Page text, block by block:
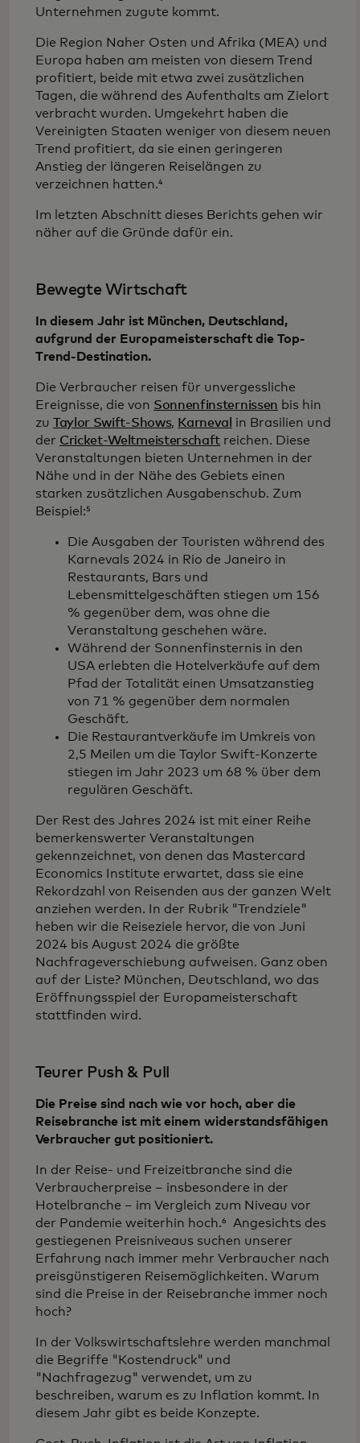
Unternehmen zugute kommt.
Die Region Naher Osten und Afrika (MEA) und
Europa haben am meisten von diesem Trend
profitiert, beide mit etwa zwei zusätzlichen
Tagen, die während des Aufenthalts am Zielort
verbracht wurden. Umgekehrt haben die
Vereinigten Staaten weniger von diesem neuen
Trend profitiert, da sie einen geringeren
Anstieg der längeren Reiselängen zu
verzeichnen hatten.⁴
Im letzten Abschnitt dieses Berichts gehen wir
näher auf die Gründe dafür ein.
Bewegte Wirtschaft
In diesem Jahr ist München, Deutschland,
aufgrund der Europameisterschaft die Top-
Trend-Destination.
Die Verbraucher reisen für unvergessliche
Ereignisse, die von Sonnenfinsternissen bis hin
zu Taylor Swift-Shows, Karneval
in Brasilien und
der Cricket-Weltmeisterschaft reichen. Diese
Veranstaltungen bieten Unternehmen in der
Nähe und in der Nähe des Gebiets einen
starken zusätzlichen Ausgabenschub. Zum
Beispiel:⁵
Die Ausgaben der Touristen während des
Karnevals 2024 in Rio de Janeiro in
Restaurants, Bars und
Lebensmittelgeschäften stiegen um 156
% gegenüber dem, was ohne die
Veranstaltung geschehen wäre.
Während der Sonnenfinsternis in den
USA erlebten die Hotelverkäufe auf dem
Pfad der Totalität einen Umsatzanstieg
von 71 % gegenüber dem normalen
Geschäft.
Die Restaurantverkäufe im Umkreis von
2,5 Meilen um die Taylor Swift-Konzerte
stiegen im Jahr 2023 um 68 % über dem
regulären Geschäft.
Der Rest des Jahres 2024 ist mit einer Reihe
bemerkenswerter Veranstaltungen
gekennzeichnet, von denen das Mastercard
Economics Institute erwartet, dass sie eine
Rekordzahl von Reisenden aus der ganzen Welt
anziehen werden. In der Rubrik "Trendziele"
heben wir die Reiseziele hervor, die von Juni
2024 bis August 2024 die größte
Nachfrageverschiebung aufweisen. Ganz oben
auf der Liste? München, Deutschland, wo das
Eröffnungsspiel der Europameisterschaft
stattfinden wird.
Teurer Push & Pull
Die Preise sind nach wie vor hoch, aber die
Reisebranche ist mit einem widerstandsfähigen
Verbraucher gut positioniert.
In der Reise- und Freizeitbranche sind die
Verbraucherpreise – insbesondere in der
Hotelbranche – im Vergleich zum Niveau vor
der Pandemie weiterhin hoch.⁶ Angesichts des
gestiegenen Preisniveaus suchen unserer
Erfahrung nach immer mehr Verbraucher nach
preisgünstigeren Reisemöglichkeiten. Warum
sind die Preise in der Reisebranche immer noch
hoch?
In der Volkswirtschaftslehre werden manchmal
die Begriffe "Kostendruck" und
"Nachfragezug" verwendet, um zu
beschreiben, warum es zu Inflation kommt. In
diesem Jahr gibt es beide Konzepte.